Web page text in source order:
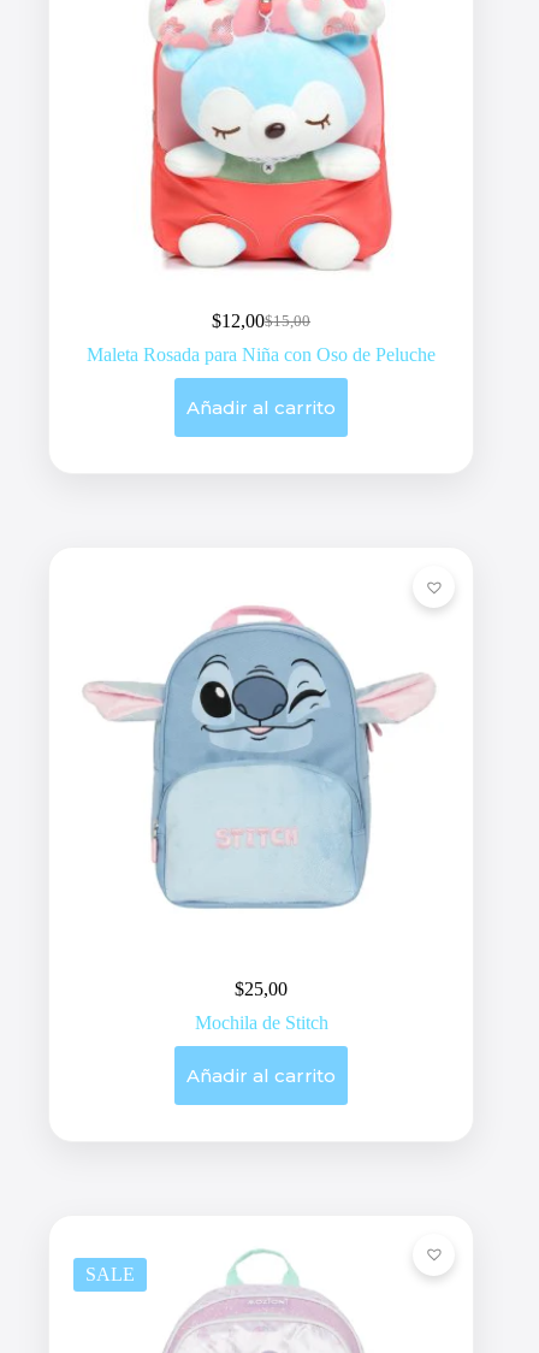
$15,00
Original
price
was:
$12,00Current
price
is:
Maleta Rosada para Niña con Oso de Peluche
Añadir al carrito
$25,00
Mochila de Stitch
Añadir al carrito
SALE